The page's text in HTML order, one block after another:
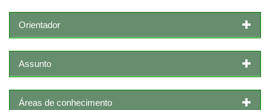
Orientador
Assunto
Áreas de conhecimento